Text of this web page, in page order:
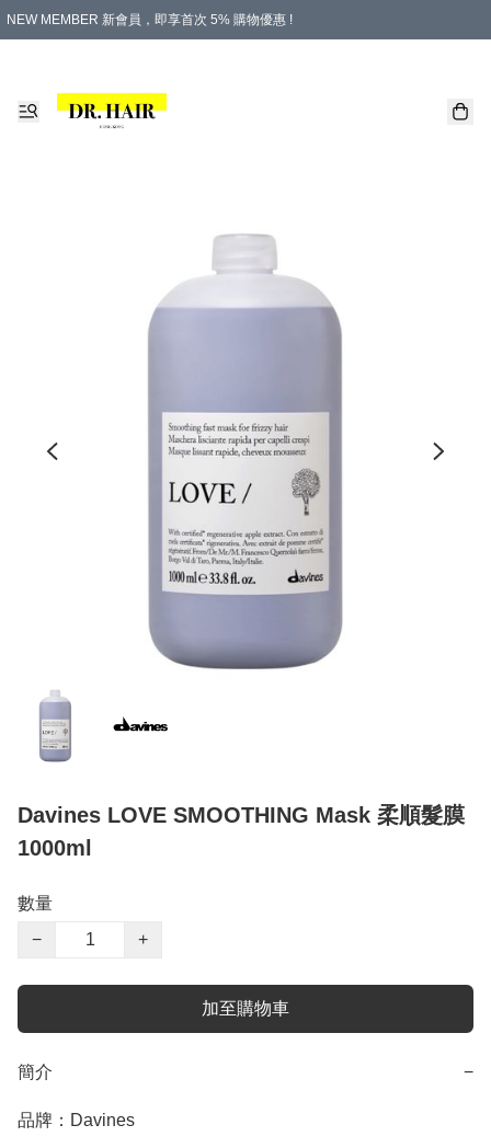
NEW MEMBER 新會員，即享首次 5% 購物優惠 !
Davines LOVE SMOOTHING Mask 柔順髮膜
1000ml
數量
−
+
加至購物車
簡介 −
品牌：Davines